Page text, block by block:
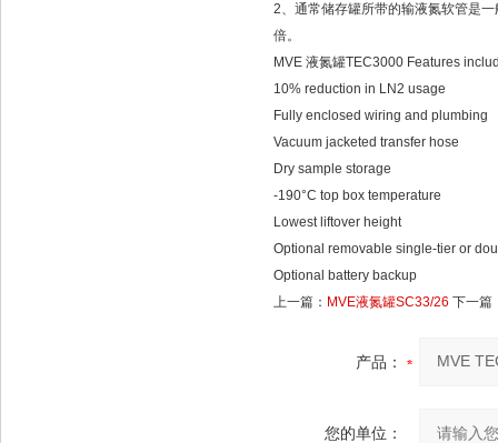
2、通常储存罐所带的输液氮软管是
倍。
MVE 液氮罐TEC3000 Features
10% reduction in LN2 usage
Fully enclosed wiring and plumbing
Vacuum jacketed transfer hose
Dry sample storage
-190°C top box temperature
Lowest liftover height
Optional removable single-tier or
Optional battery backup
上一篇： MVE液氮罐SC33/26 下一篇
产品：
您的单位：